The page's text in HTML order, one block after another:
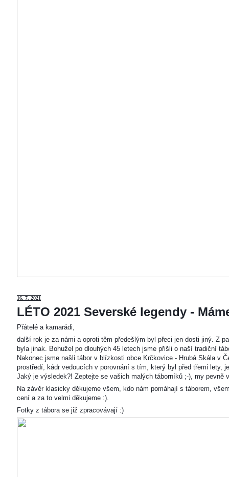
16. 7. 2021
LÉTO 2021 Severské legendy -
Přátelé a kamarádi,
další rok je za námi a oproti těm předešlým byl přeci jen dosti jiný. Z
byla jinak. Bohužel po dlouhých 45 letech jsme přišli o naší tradiční
Nakonec jsme našli tábor v blízkosti obce Krčkovice - Hrubá Skála v
prostředí, kádr vedoucích v porovnání s tím, který byl před třemi lety,
Jaký je výsledek?! Zeptejte se vašich malých táborníků ;-), my pevně
Na závěr klasicky děkujeme všem, kdo nám pomáhají s táborem,
cení a za to velmi děkujeme :).
Fotky z tábora se již zpracovávají :)